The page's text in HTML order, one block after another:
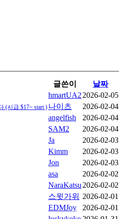
글쓴이 날짜
hmartUA2 2026-02-05
(시급 $17~ start ) 나이츠 2026-02-04
angelfish
2026-02-04
SAM2
2026-02-04
Ja
2026-02-03
Kimm
2026-02-03
Jon
2026-02-03
asa
2026-02-02
NaraKatsu 2026-02-02
스윗가위
2026-02-01
EDMJoy
2026-02-01